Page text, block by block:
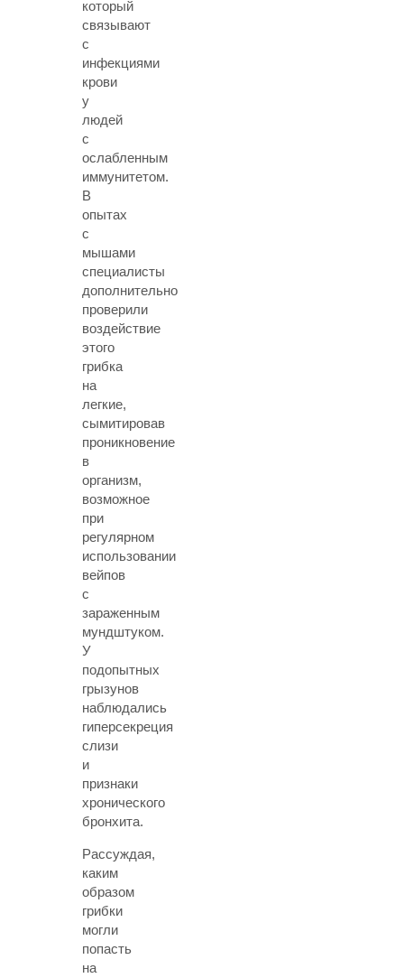
который
связывают
с
инфекциями
крови
у
людей
с
ослабленным
иммунитетом.
В
опытах
с
мышами
специалисты
дополнительно
проверили
воздействие
этого
грибка
на
легкие,
сымитировав
проникновение
в
организм,
возможное
при
регулярном
использовании
вейпов
с
зараженным
мундштуком.
У
подопытных
грызунов
наблюдались
гиперсекреция
слизи
и
признаки
хронического
бронхита.
Рассуждая,
каким
образом
грибки
могли
попасть
на